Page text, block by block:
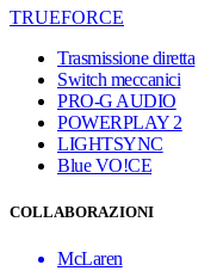
TRUEFORCE
Trasmissione diretta
Switch meccanici
PRO-G AUDIO
POWERPLAY 2
LIGHTSYNC
Blue VO!CE
COLLABORAZIONI
McLaren